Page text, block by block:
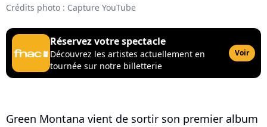
Crédits photo : Capture YouTube
Réservez votre spectacle
Découvrez les artistes actuellement en
tournée sur notre billetterie
Voir
Green Montana vient de sortir son premier album